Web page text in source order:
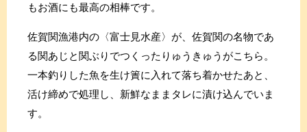
もお酒にも最高の相棒です。
佐賀関漁港内の〈富士見水産〉が、佐賀関の名物であ
る関あじと関ぶりでつくったりゅうきゅうがこちら。
一本釣りした魚を生け簀に入れて落ち着かせたあと、
活け締めで処理し、新鮮なままタレに漬け込んでいま
す。